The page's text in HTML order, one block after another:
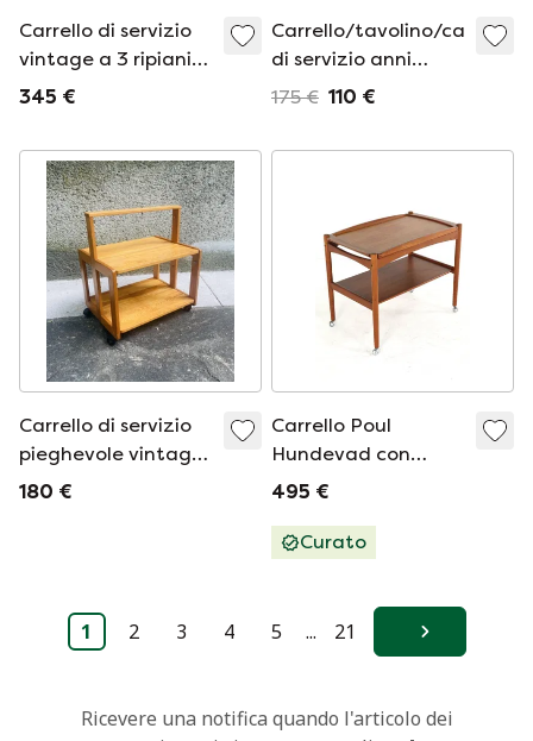
Carrello di servizio
vintage a 3 ripiani
con cassetto, color
rubino, stile antico
345 €
Carrello/tavolino/carrello
di servizio anni
&#39;70 in stile
175 € 110 €
Carrello di servizio
pieghevole vintage
scandinavo (anni
180 €
Carrello Poul
Hundevad con
vassoio rimovibile,
danese.
495 €
Curato
1 2 3 4 5 ... 21 Avanti
Ricevere una notifica quando l'articolo dei